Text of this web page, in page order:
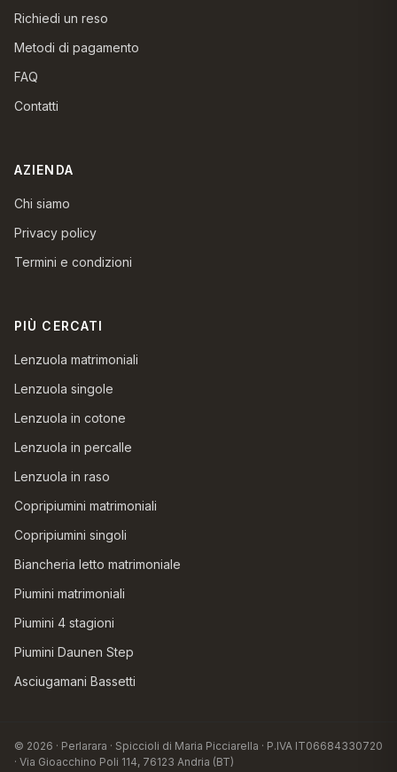
Richiedi un reso
Metodi di pagamento
FAQ
Contatti
AZIENDA
Chi siamo
Privacy policy
Termini e condizioni
PIÙ CERCATI
Lenzuola matrimoniali
Lenzuola singole
Lenzuola in cotone
Lenzuola in percalle
Lenzuola in raso
Copripiumini matrimoniali
Copripiumini singoli
Biancheria letto matrimoniale
Piumini matrimoniali
Piumini 4 stagioni
Piumini Daunen Step
Asciugamani Bassetti
© 2026 · Perlarara · Spiccioli di Maria Picciarella · P.IVA IT06684330720
· Via Gioacchino Poli 114, 76123 Andria (BT)